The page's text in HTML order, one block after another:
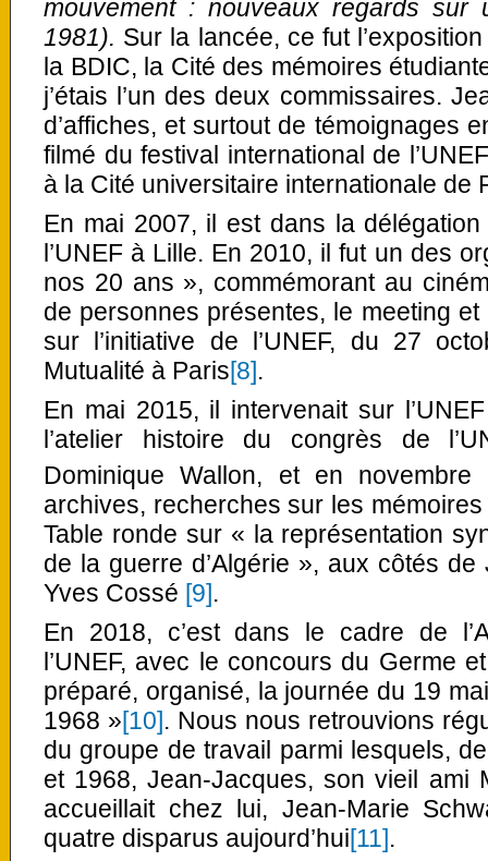
mouvement : nouveaux regards sur
1981). Sur la lancée, ce fut
la BDIC, la Cité des mémoires
j’étais l’un des deux commissaires.
d’affiches, et surtout de témoignages
filmé du festival international de
à la Cité universitaire internationale de
En mai 2007, il est dans la
l’UNEF à Lille. En 2010, il fut un des
nos 20 ans », commémorant au
de personnes présentes, le meeting
sur l’initiative de l’UNEF, du 27
Mutualité à Paris[8].
En mai 2015, il intervenait sur
l’atelier histoire du congrès de
Dominique Wallon, et en
archives, recherches sur les
Table ronde sur « la représentation
de la guerre d’Algérie », aux côtés
Yves Cossé [9].
En 2018, c’est dans le cadre de
l’UNEF, avec le concours du Germe
préparé, organisé, la journée du 19
1968 »[10]. Nous nous retrouvions
du groupe de travail parmi lesquels,
et 1968, Jean-Jacques, son vieil ami
accueillait chez lui, Jean-Marie
quatre disparus aujourd’hui[11].